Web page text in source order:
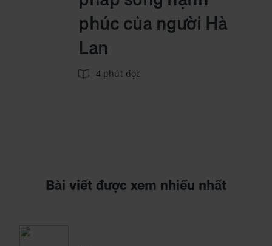
phúc của người Hà
Lan
4 phút đọc
Bài viết được xem nhiều nhất